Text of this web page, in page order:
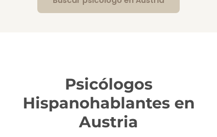
Psicólogos
Hispanohablantes en
Austria